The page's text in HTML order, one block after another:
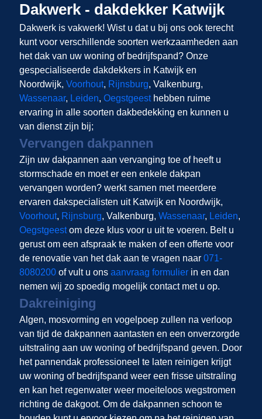
Dakwerk - dakdekker Katwijk
Dakwerk is vakwerk! Wist u dat u bij ons ook terecht
kunt voor verschillende soorten werkzaamheden aan
het dak van uw woning of bedrijfspand? Onze
gespecialiseerde dakdekkers in Katwijk en
Noordwijk, Voorhout, Rijnsburg, Valkenburg,
Wassenaar, Leiden, Oegstgeesthebben ruime
ervaring in alle soorten dakbedekking en kunnen u
van dienst zijn bij;
Vervangen dakpannen
Zijn uw dakpannen aan vervanging toe of heeft u
stormschade en moet er een enkele dakpan
vervangen worden? werkt samen met meerdere
ervaren dakspecialisten uit Katwijk en Noordwijk,
Voorhout, Rijnsburg, Valkenburg, Wassenaar, Leiden,
Oegstgeestom deze klus voor u uit te voeren. Belt u
gerust om een afspraak te maken of een offerte voor
de renovatie van het dak aan te vragen naar 071-
8080200of vult u ons aanvraag formulierin en dan
nemen wij zo spoedig mogelijk contact met u op.
Dakreiniging
Algen, mosvorming en vogelpoep zullen na verloop
van tijd de dakpannen aantasten en een onverzorgde
uitstraling aan uw woning of bedrijfspand geven. Door
het pannendak professioneel te laten reinigen krijgt
uw woning of bedrijfspand weer een frisse uitstraling
en kan het regenwater weer moeiteloos wegstromen
richting de dakgoot. Om de dakpannen schoon te